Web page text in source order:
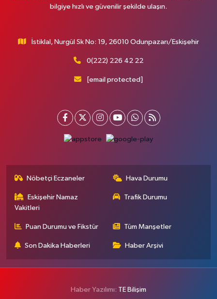
bilgiye hızlı ve güvenilir şekilde ulaşın.
İstiklal, Nurgül Sk No: 19, 26010 Odunpazarı/Eskişehir
0(222) 226 42 22
[email protected]
Nöbetçi Eczaneler Hava Durumu
Eskişehir Namaz
Vakitleri
Trafik Durumu
Puan Durumu ve Fikstür Tüm Manşetler
Son Dakika Haberleri Haber Arşivi
Haber Yazılımı: TE Bilişim